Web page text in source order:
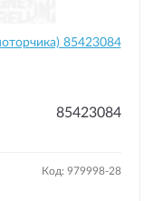
85423084
85423084
Код: 979998-28